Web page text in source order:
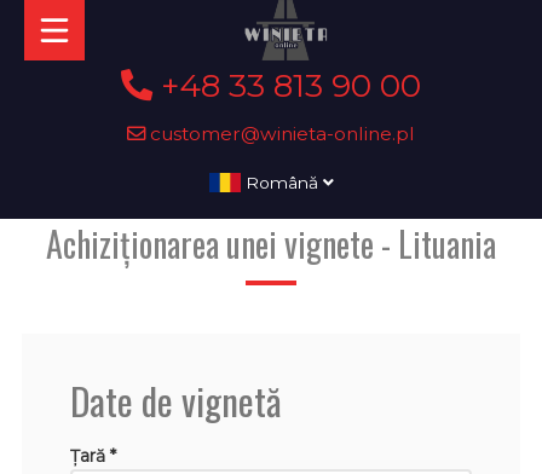
+48 33 813 90 00
customer@winieta-online.pl
Română
Achiziționarea unei vignete - Lituania
Date de vignetă
Țară *